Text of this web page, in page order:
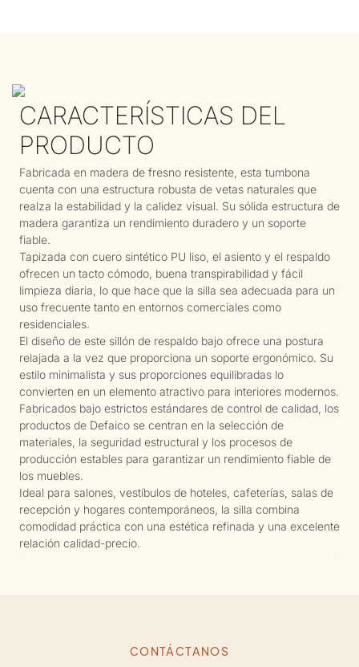
CARACTERÍSTICAS DEL
PRODUCTO
Fabricada en madera de fresno resistente, esta tumbona
cuenta con una estructura robusta de vetas naturales que
realza la estabilidad y la calidez visual. Su sólida estructura de
madera garantiza un rendimiento duradero y un soporte
fiable.
Tapizada con cuero sintético PU liso, el asiento y el respaldo
ofrecen un tacto cómodo, buena transpirabilidad y fácil
limpieza diaria, lo que hace que la silla sea adecuada para un
uso frecuente tanto en entornos comerciales como
residenciales.
El diseño de este sillón de respaldo bajo ofrece una postura
relajada a la vez que proporciona un soporte ergonómico. Su
estilo minimalista y sus proporciones equilibradas lo
convierten en un elemento atractivo para interiores modernos.
Fabricados bajo estrictos estándares de control de calidad, los
productos de Defaico se centran en la selección de
materiales, la seguridad estructural y los procesos de
producción estables para garantizar un rendimiento fiable de
los muebles.
Ideal para salones, vestíbulos de hoteles, cafeterías, salas de
recepción y hogares contemporáneos, la silla combina
comodidad práctica con una estética refinada y una excelente
relación calidad-precio.
CONTÁCTANOS